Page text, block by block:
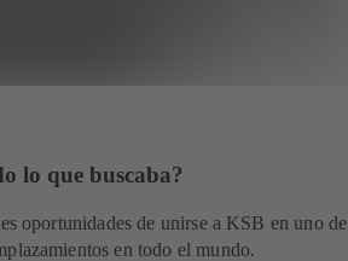
lo que buscaba?
oportunidades de unirse a KSB en uno de
en todo el mundo.